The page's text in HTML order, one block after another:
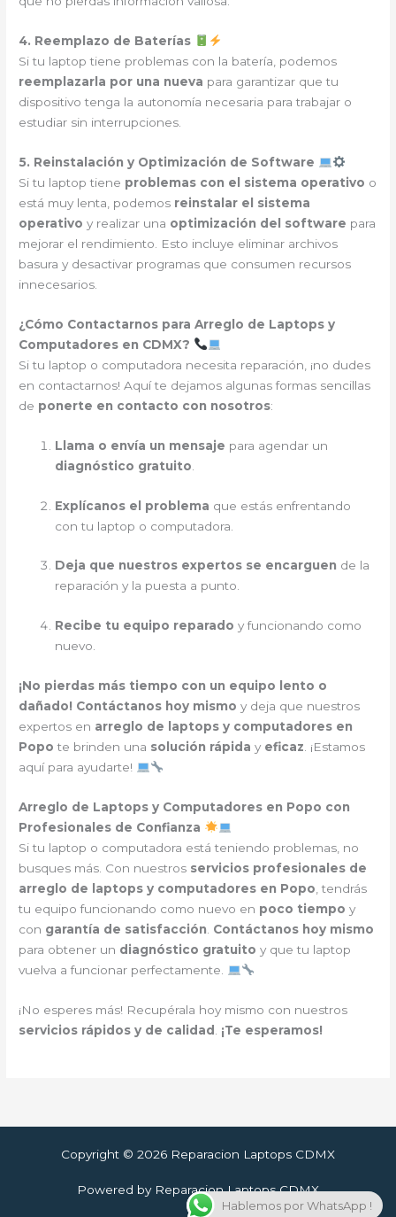
4. Reemplazo de Baterías
Si tu laptop tiene problemas con la batería, podemos
reemplazarla por una nueva para garantizar que tu
dispositivo tenga la autonomía necesaria para trabajar o
estudiar sin interrupciones.
5. Reinstalación y Optimización de Software
Si tu laptop tiene problemas con el sistema operativo o
está muy lenta, podemos reinstalar el sistema
operativo y realizar una optimización del software para
mejorar el rendimiento. Esto incluye eliminar archivos
basura y desactivar programas que consumen recursos
innecesarios.
¿Cómo Contactarnos para Arreglo de Laptops y
Computadores en CDMX?
Si tu laptop o computadora necesita reparación, ¡no dudes
en contactarnos! Aquí te dejamos algunas formas sencillas
de ponerte en contacto con nosotros:
Llama o envía un mensaje para agendar un
diagnóstico gratuito
Explícanos el problema que estás enfrentando
con tu laptop o computadora.
Deja que nuestros expertos se encarguen de la
reparación y la puesta a punto.
Recibe tu equipo reparado y funcionando como
nuevo.
¡No pierdas más tiempo con un equipo lento o
dañado! Contáctanos hoy mismo y deja que nuestros
expertos en arreglo de laptops y computadores en
Popo te brinden una solución rápida y eficaz . ¡Estamos
aquí para ayudarte!
Arreglo de Laptops y Computadores en Popo con
Profesionales de Confianza
Si tu laptop o computadora está teniendo problemas, no
busques más. Con nuestros servicios profesionales de
arreglo de laptops y computadores en Popo , tendrás
tu equipo funcionando como nuevo en poco tiempo y
con garantía de satisfacción Contáctanos hoy mismo
para obtener un diagnóstico gratuito y que tu laptop
vuelva a funcionar perfectamente.
¡No esperes más! Recupérala hoy mismo con nuestros
servicios rápidos y de calidad
¡Te esperamos!
Copyright © 2026 Reparacion Laptops CDMX
Powered by Reparacion Laptops CDMX
Hablemos por WhatsApp !